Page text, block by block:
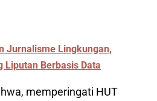
Jurnalisme Lingkungan,
Liputan Berbasis Data
memperingati HUT